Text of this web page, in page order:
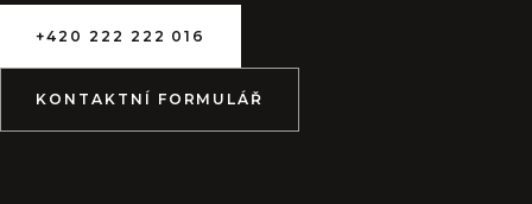
+420 222 222 016
KONTAKTNÍ FORMULÁŘ